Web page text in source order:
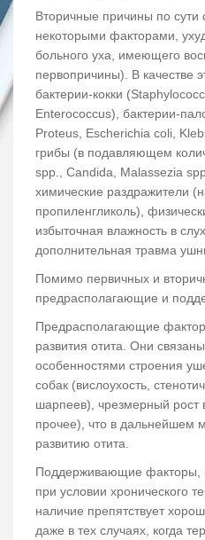
Вторичные причины по сути
некоторыми факторами,
больного уха, имеющего
первопричины). В качестве
бактерии-кокки
Enterococcus), бактерии-
Proteus, Escherichia coli,
грибы (в подавляющем
spp., Candida, Malassezia
химические раздражители
пропиленгликоль),
избыточная влажность в
дополнительная травма
Помимо первичных и
предрасполагающие и
Предрасполагающие
развития отита. Они
особенностями строения
собак (вислоухость,
шарпеев), чрезмерный рост
прочее), что в дальнейшем
развитию отита.
Поддерживающие факторы,
при условии хронического
наличие препятствует
даже в тех случаях, когда